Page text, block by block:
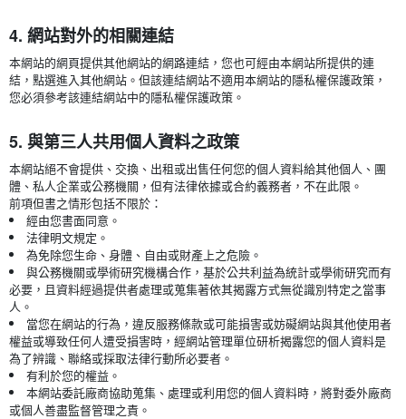
4. 網站對外的相關連結
本網站的網頁提供其他網站的網路連結，您也可經由本網站所提供的連
結，點選進入其他網站。但該連結網站不適用本網站的隱私權保護政策，
您必須參考該連結網站中的隱私權保護政策。
5. 與第三人共用個人資料之政策
本網站絕不會提供、交換、出租或出售任何您的個人資料給其他個人、團
體、私人企業或公務機關，但有法律依據或合約義務者，不在此限。
前項但書之情形包括不限於：
經由您書面同意。
法律明文規定。
為免除您生命、身體、自由或財產上之危險。
與公務機關或學術研究機構合作，基於公共利益為統計或學術研究而有
必要，且資料經過提供者處理或蒐集著依其揭露方式無從識別特定之當事
人。
當您在網站的行為，違反服務條款或可能損害或妨礙網站與其他使用者
權益或導致任何人遭受損害時，經網站管理單位研析揭露您的個人資料是
為了辨識、聯絡或採取法律行動所必要者。
有利於您的權益。
本網站委託廠商協助蒐集、處理或利用您的個人資料時，將對委外廠商
或個人善盡監督管理之責。